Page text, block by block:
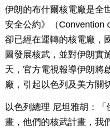
伊朗的布什爾核電廠是全
安全公約》（Convention
卻已經在運轉的核電廠，
圖發展核武，並對伊朗實
天，官方電視報導伊朗將
廠，引起以色列及美方關
以色列總理 尼坦雅胡：
畫，他們的核武計畫，我